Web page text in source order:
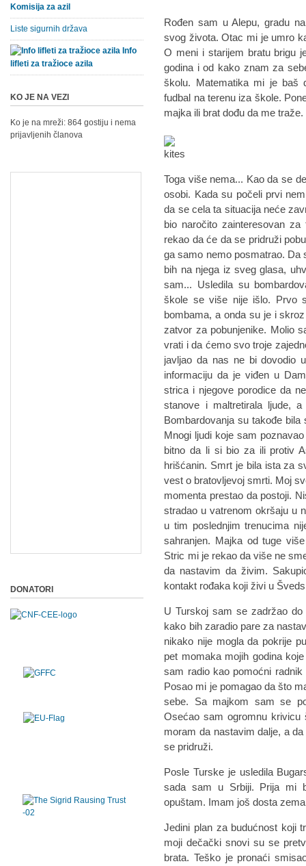
Rođen sam u Alepu, gradu
svog života. Otac mi je umro
O meni i starijem bratu brigu
godina i od kako znam za
školu. Matematika mi je baš
fudbal na terenu iza škole.
majka ili brat dođu da me traže.
Toga više nema... Kao da se
osobi. Kada su počeli prvi
da se cela ta situacija neće
bio naročito zainteresovan
rekao da će da se pridruži
ga samo nemo posmatrao. Da
bih na njega iz sveg glasa,
sam... Usledila su
škole se više nije išlo. Prvo
bombama, a onda su je i
zatvor za pobunjenike. Molio
vrati i da ćemo svo troje
javljao da nas ne bi dovodio
informaciju da je viđen u
strica i njegove porodice da
stanove i maltretirala ljude,
Bombardovanja su takođe
Mnogi ljudi koje sam
bitno da li si bio za ili protiv
hrišćanin. Smrt je bila ista za
vest o bratovljevoj smrti. Moj
momenta prestao da postoji.
stradao u vatrenom okršaju u
u tim poslednjim trenucima
sahranjen. Majka od tuge
Stric mi je rekao da više ne
da nastavim da živim.
kontakt rođaka koji živi u
U Turskoj sam se zadržao
kako bih zaradio pare za
nikako nije mogla da pokrije
pet momaka mojih godina
sam radio kao pomoćni
Posao mi je pomagao da što
sebe. Sa majkom sam se
Osećao sam ogromnu
moram da nastavim dalje, a
se pridruži.
Posle Turske je usledila
sada sam u Srbiji. Prija mi
opuštam. Imam još dosta
Jedini plan za budućnost koji
moji dečački snovi su se
brata. Teško je pronaći
Komisija za azil
Liste sigurnih država
Info
lifleti za tražioce azila
KO JE NA VEZI
Ko je na mreži: 864 gostiju i nema
prijavljenih članova
DONATORI